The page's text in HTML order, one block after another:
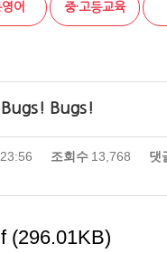
어 중·고등교육
Bugs!
조회수 13,768 댓
(296.01KB)